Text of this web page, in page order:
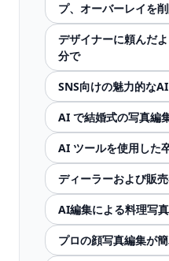
プ、オーバーレイを
デザイナーに頼んだ
分で
SNS向けの魅力的な
AI で結婚式の写真編
AI ツールを使用した
ディーラーおよび販
AI編集による料理写
プロの顔写真編集が